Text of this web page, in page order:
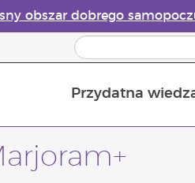
obszar dobrego
Przydatna